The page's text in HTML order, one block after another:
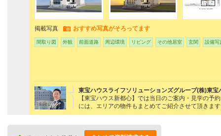
掲載写真 おすすめ写真がそろってます
間取り図 外観 前面道路 周辺環境 リビング その他居室 玄関 設備写
東宝ハウスライフソリューションズグループ(株)東宝
【東宝ハウス新都心】では当日のご案内・見学の
には、エリアの物件もまとめてご紹介させて頂きま